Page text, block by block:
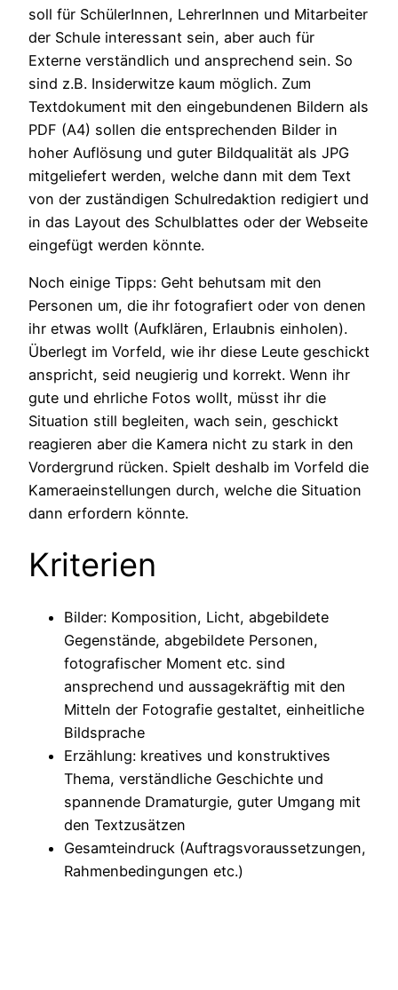
soll für SchülerInnen, LehrerInnen und Mitarbeiter
der Schule interessant sein, aber auch für
Externe verständlich und ansprechend sein. So
sind z.B. Insiderwitze kaum möglich. Zum
Textdokument mit den eingebundenen Bildern als
PDF (A4) sollen die entsprechenden Bilder in
hoher Auflösung und guter Bildqualität als JPG
mitgeliefert werden, welche dann mit dem Text
von der zuständigen Schulredaktion redigiert und
in das Layout des Schulblattes oder der Webseite
eingefügt werden könnte.
Noch einige Tipps: Geht behutsam mit den
Personen um, die ihr fotografiert oder von denen
ihr etwas wollt (Aufklären, Erlaubnis einholen).
Überlegt im Vorfeld, wie ihr diese Leute geschickt
anspricht, seid neugierig und korrekt. Wenn ihr
gute und ehrliche Fotos wollt, müsst ihr die
Situation still begleiten, wach sein, geschickt
reagieren aber die Kamera nicht zu stark in den
Vordergrund rücken. Spielt deshalb im Vorfeld die
Kameraeinstellungen durch, welche die Situation
dann erfordern könnte.
Kriterien
Bilder: Komposition, Licht, abgebildete
Gegenstände, abgebildete Personen,
fotografischer Moment etc. sind
ansprechend und aussagekräftig mit den
Mitteln der Fotografie gestaltet, einheitliche
Bildsprache
Erzählung: kreatives und konstruktives
Thema, verständliche Geschichte und
spannende Dramaturgie, guter Umgang mit
den Textzusätzen
Gesamteindruck (Auftragsvoraussetzungen,
Rahmenbedingungen etc.)